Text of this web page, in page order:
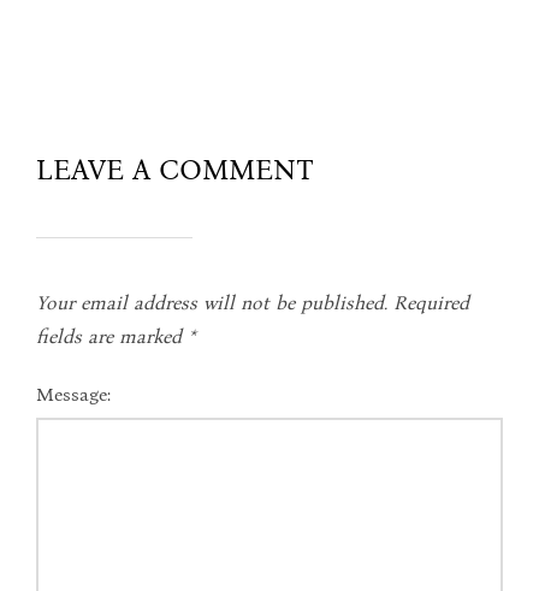
LEAVE A COMMENT
Your email address will not be published. Required
fields are marked *
Message: